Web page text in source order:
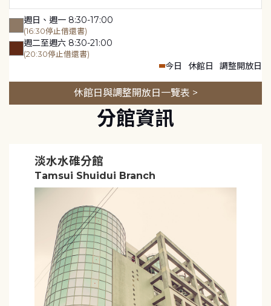
週日、週一 8:30-17:00
(16:30停止借還書)
週二至週六 8:30-21:00
(20:30停止借還書)
今日 休館日 調整開放日
休館日與調整開放日一覽表 >
分館資訊
淡水水碓分館
Tamsui Shuidui Branch